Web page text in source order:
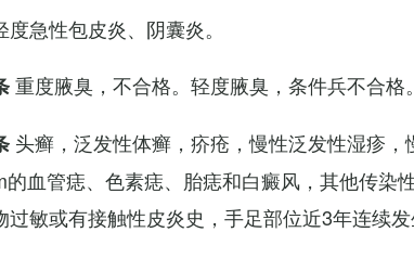
度急性包皮炎、阴囊炎。
重度腋臭，不合格。轻度腋臭，条件兵不合格。
头癣，泛发性体癣，疥疮，慢性泛发性湿疹
血管痣、色素痣、胎痣和白癜风，其他传染
过敏或有接触性皮炎史，手足部位近3年连续发